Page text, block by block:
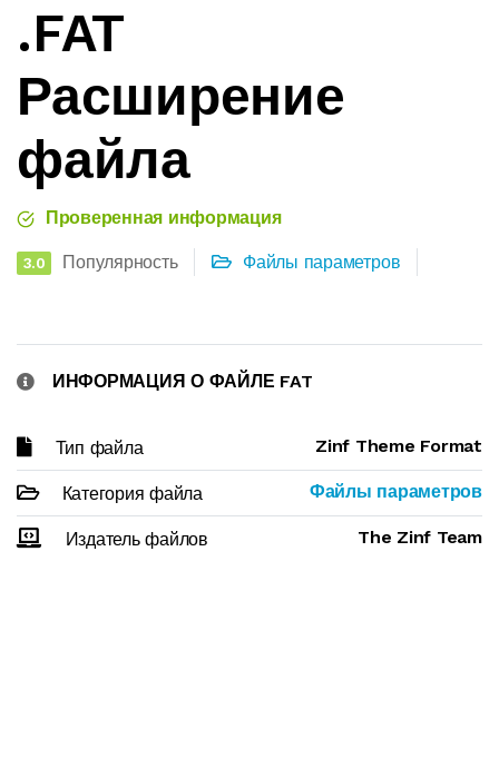
.FAT
Расширение
файла
Проверенная информация
3.0 Популярность Файлы параметров
ИНФОРМАЦИЯ О ФАЙЛЕ FAT
Тип файла Zinf Theme Format
Категория файла Файлы параметров
Издатель файлов The Zinf Team